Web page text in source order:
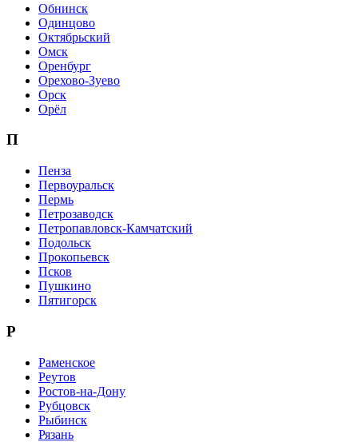
Обнинск
Одинцово
Октябрьский
Омск
Оренбург
Орехово-Зуево
Орск
Орёл
П
Пенза
Первоуральск
Пермь
Петрозаводск
Петропавловск-Камчатский
Подольск
Прокопьевск
Псков
Пушкино
Пятигорск
Р
Раменское
Реутов
Ростов-на-Дону
Рубцовск
Рыбинск
Рязань